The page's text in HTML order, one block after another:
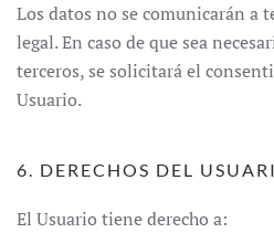
Los datos no se comunicarán a
legal. En caso de que sea
terceros, se solicitará el
Usuario.
6. DERECHOS DEL
El Usuario tiene derecho a: